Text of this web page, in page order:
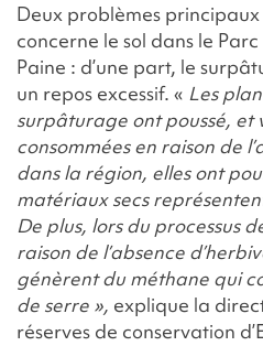
Deux problèmes principaux
concerne le sol dans le
Paine : d’une part, le
un repos excessif. « Les
surpâturage ont poussé, et
consommées en raison de
dans la région, elles ont
matériaux secs
De plus, lors du processus
raison de l’absence
génèrent du méthane qui
de serre », explique la
réserves de conservation